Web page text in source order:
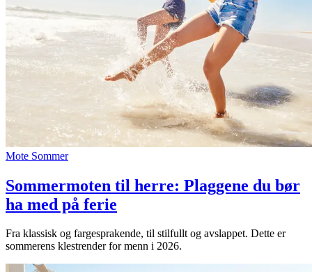
Praktisk informasjon
Ledige stillinger
Magasin
Gavekort
Finn frem
Mote Sommer
Sommermoten til herre: Plaggene du bør
ha med på ferie
Fra klassisk og fargesprakende, til stilfullt og avslappet. Dette er
sommerens klestrender for menn i 2026.